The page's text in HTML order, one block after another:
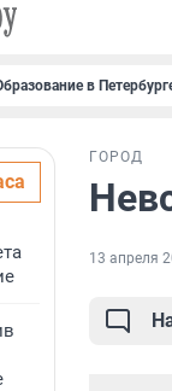
в
ГОРОД
13 апреля